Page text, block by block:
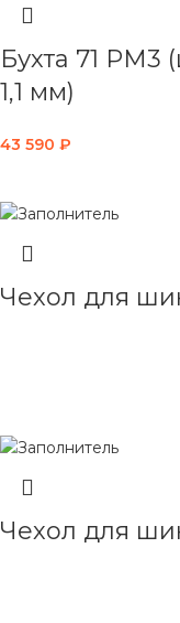
Бухта 71 PM3
1,1 мм)
43 590 ₽
Чехол для
Чехол для